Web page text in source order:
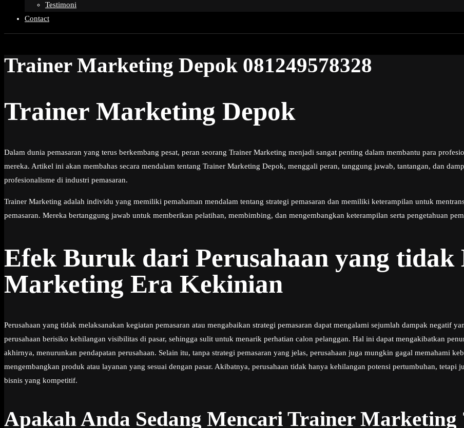
Testimoni
Contact
Trainer Marketing Depok 081249578328
Trainer Marketing Depok
Dalam dunia pemasaran yang terus berkembang pesat, peran seorang Trainer Marketing menjadi sangat penting dalam membantu para
mereka. Artikel ini akan membahas secara mendalam tentang Trainer Marketing Depok, menggali peran, tanggung jawab, tantangan, dan
profesionalisme di industri pemasaran.
Trainer Marketing adalah individu yang memiliki pemahaman mendalam tentang strategi pemasaran dan memiliki keterampilan untuk
pemasaran. Mereka bertanggung jawab untuk memberikan pelatihan, membimbing, dan mengembangkan keterampilan serta pengetahuan
Efek Buruk dari Perusahaan yang tidak
Marketing Era Kekinian
Perusahaan yang tidak melaksanakan kegiatan pemasaran atau mengabaikan strategi pemasaran dapat mengalami sejumlah dampak negatif
perusahaan berisiko kehilangan visibilitas di pasar, sehingga sulit untuk menarik perhatian calon pelanggan. Hal ini dapat mengakibatkan
akhirnya, menurunkan pendapatan perusahaan. Selain itu, tanpa strategi pemasaran yang jelas, perusahaan juga mungkin gagal memahami
mengembangkan produk atau layanan yang sesuai dengan pasar. Akibatnya, perusahaan tidak hanya kehilangan potensi pertumbuhan,
bisnis yang kompetitif.
Apakah Anda Sedang Mencari Trainer Marketing